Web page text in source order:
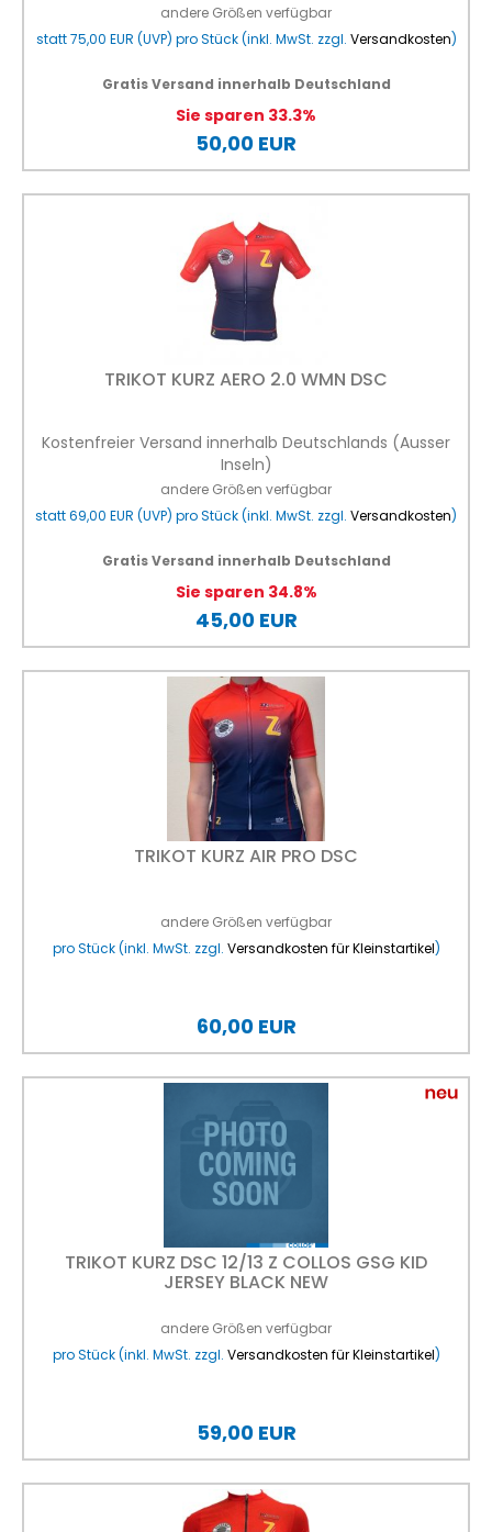
andere Größen verfügbar
statt75,00 EUR (UVP) pro Stück (inkl. MwSt. zzgl. Versandkosten)
Gratis Versand innerhalb Deutschland
Sie sparen 33.3%
50,00 EUR
TRIKOT KURZ AERO 2.0 WMN DSC
Kostenfreier Versand innerhalb Deutschlands (Ausser
Inseln)
andere Größen verfügbar
statt69,00 EUR (UVP) pro Stück (inkl. MwSt. zzgl. Versandkosten)
Gratis Versand innerhalb Deutschland
Sie sparen 34.8%
45,00 EUR
TRIKOT KURZ AIR PRO DSC
andere Größen verfügbar
pro Stück (inkl. MwSt. zzgl. Versandkosten für Kleinstartikel)
60,00 EUR
TRIKOT KURZ DSC 12/13 Z COLLOS GSG KID
JERSEY BLACK NEW
andere Größen verfügbar
pro Stück (inkl. MwSt. zzgl. Versandkosten für Kleinstartikel)
59,00 EUR